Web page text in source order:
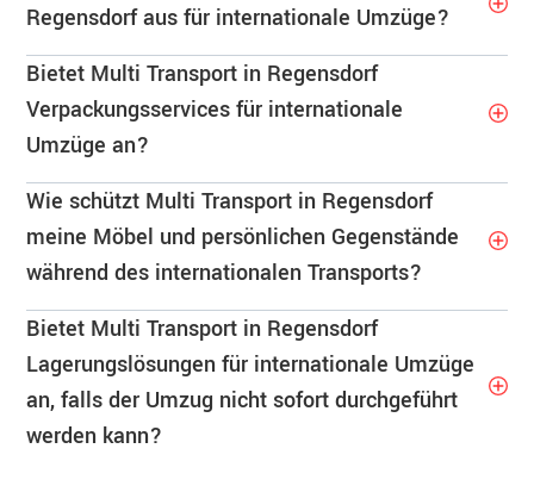
Regensdorf aus für internationale Umzüge?
Bietet Multi Transport in Regensdorf
Verpackungsservices für internationale
Umzüge an?
Wie schützt Multi Transport in Regensdorf
meine Möbel und persönlichen Gegenstände
während des internationalen Transports?
Bietet Multi Transport in Regensdorf
Lagerungslösungen für internationale Umzüge
an, falls der Umzug nicht sofort durchgeführt
werden kann?